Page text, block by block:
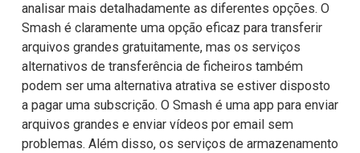
analisar mais detalhadamente as diferentes opções. O
Smash é claramente uma opção eficaz para transferir
arquivos grandes gratuitamente, mas os serviços
alternativos de transferência de ficheiros também
podem ser uma alternativa atrativa se estiver disposto
a pagar uma subscrição. O Smash é uma app para enviar
arquivos grandes e enviar vídeos por email sem
problemas. Além disso, os serviços de armazenamento